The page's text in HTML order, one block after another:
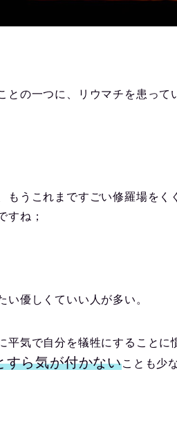
との一つに、リウマチを患って
もうこれまですごい修羅場をく
すね；
い優しくていい人が多い。
平気で自分を犠牲にすることに
すら気が付かないことも少